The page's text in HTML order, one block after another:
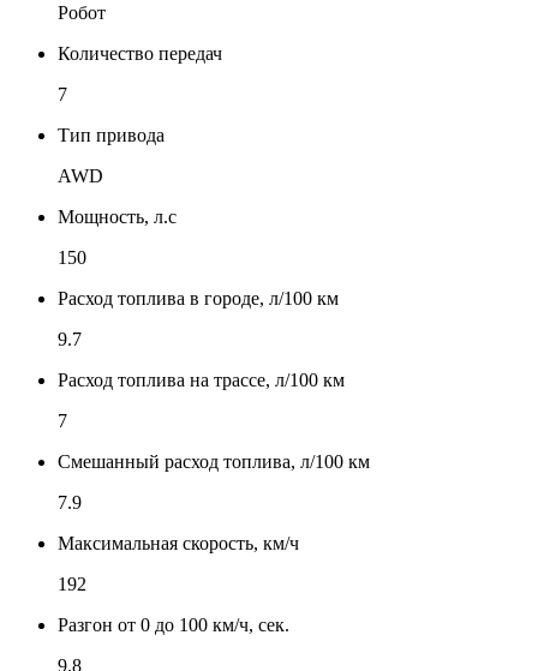
Робот
Количество передач
7
Тип привода
AWD
Мощность, л.с
150
Расход топлива в городе, л/100 км
9.7
Расход топлива на трассе, л/100 км
7
Смешанный расход топлива, л/100 км
7.9
Максимальная скорость, км/ч
192
Разгон от 0 до 100 км/ч, сек.
9.8